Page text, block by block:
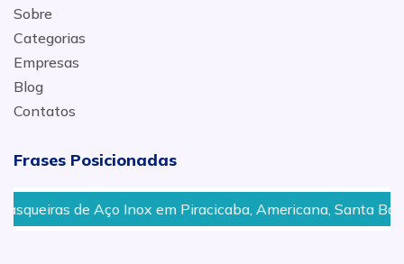
Sobre
Categorias
Empresas
Blog
Contatos
Frases Posicionadas
de Aço Inox em Piracicaba, Americana, Santa Bárbara